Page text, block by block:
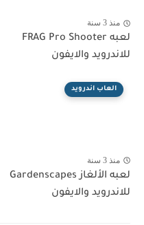
منذ 3 سنة
لعبه FRAG Pro Shooter
للاندرويد والايفون
العاب اندرويد
منذ 3 سنة
لعبه الألغاز Gardenscapes
للاندرويد والايفون